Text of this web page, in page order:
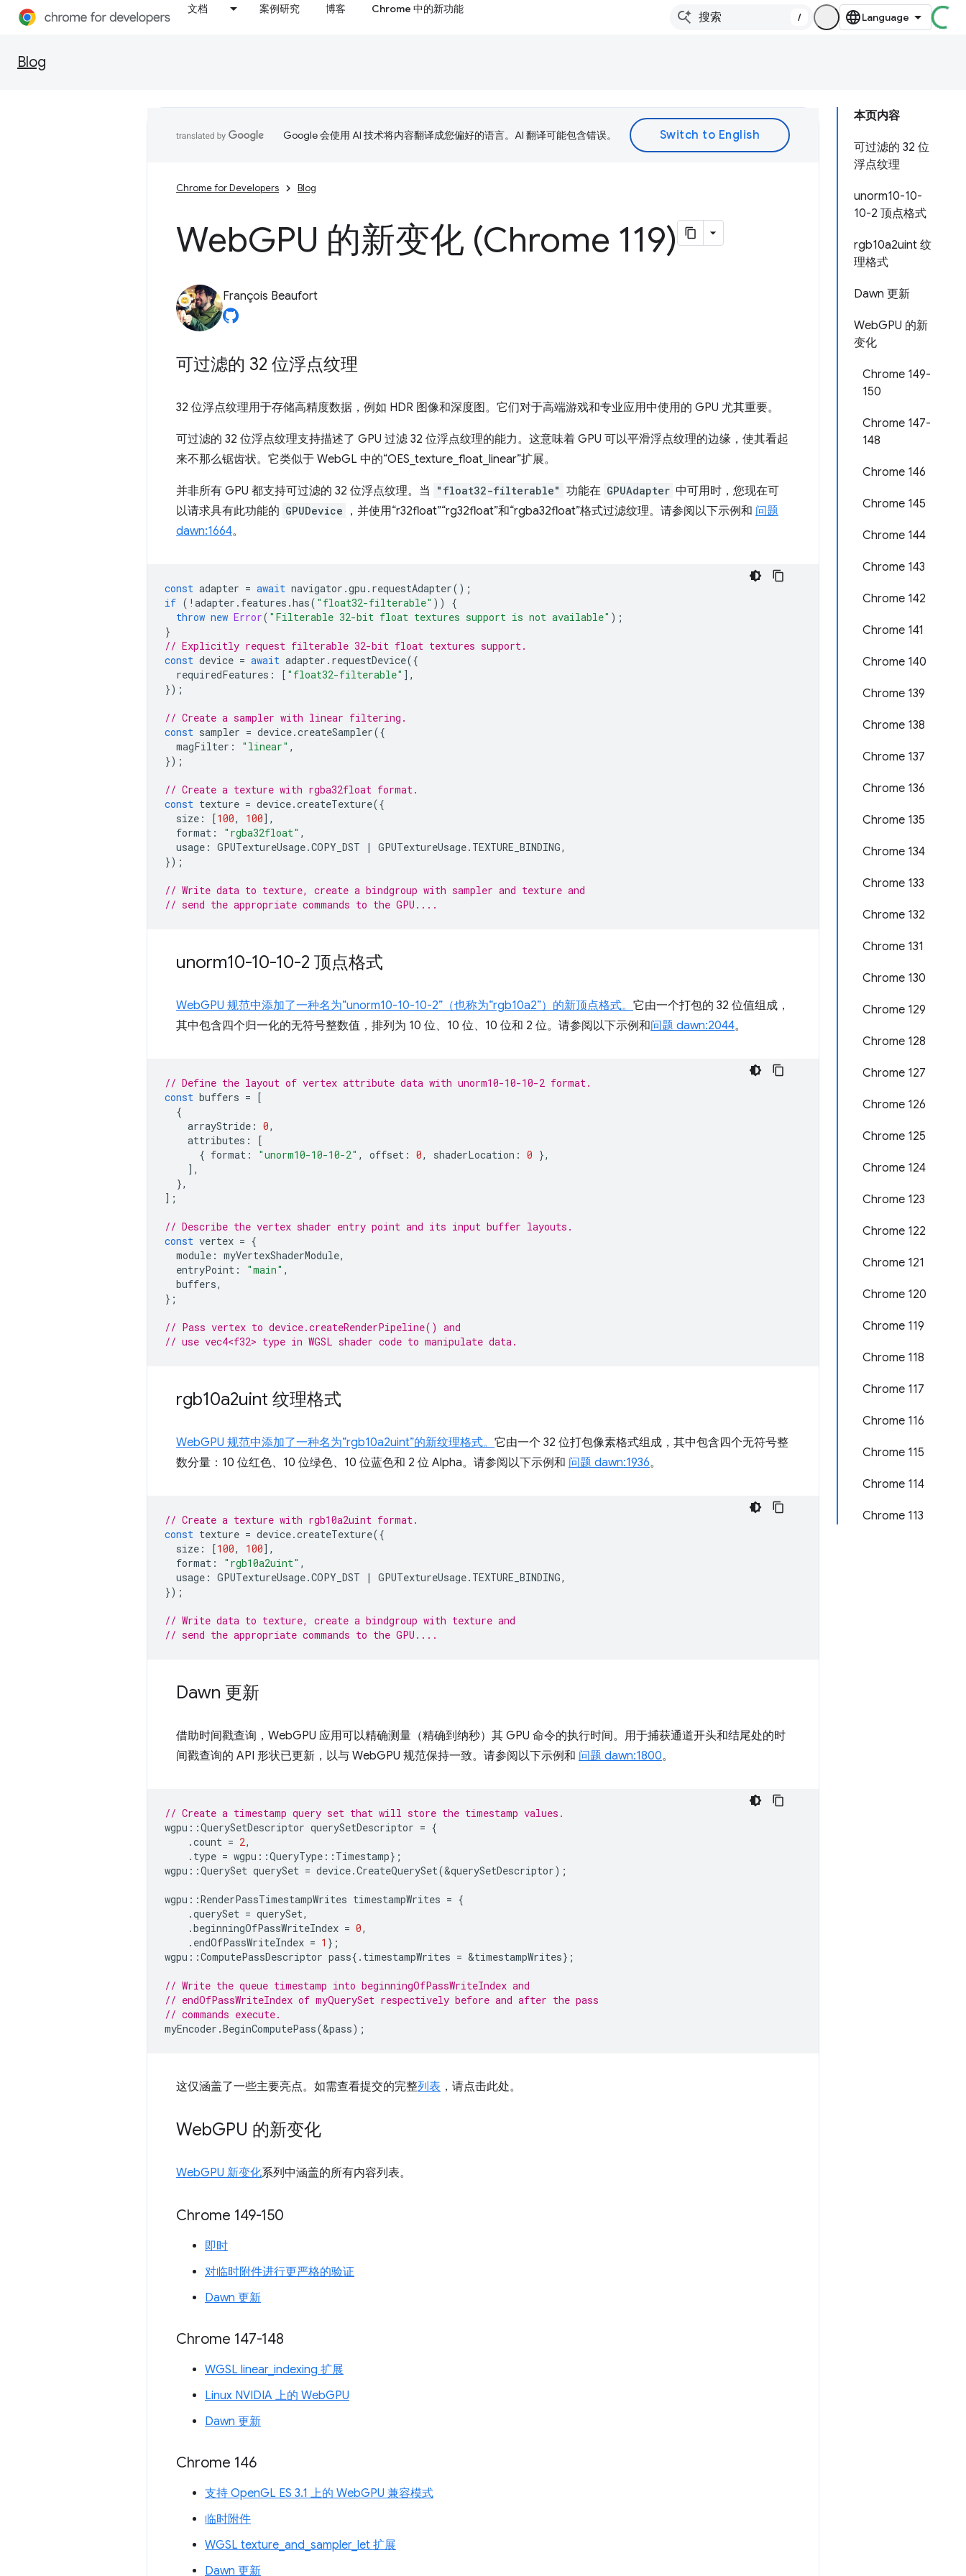
文档 案例研究 博客 Chrome 中的新功能
/
Blog
本页内容
可过滤的 32 位
浮点纹理
unorm10-10-
10-2 顶点格式
rgb10a2uint 纹
理格式
Dawn 更新
WebGPU 的新
变化
Chrome 149-
150
Chrome 147-
148
Chrome 146
Chrome 145
Chrome 144
Chrome 143
Chrome 142
Chrome 141
Chrome 140
Chrome 139
Chrome 138
Chrome 137
Chrome 136
Chrome 135
Chrome 134
Chrome 133
Chrome 132
Chrome 131
Chrome 130
Chrome 129
Chrome 128
Chrome 127
Chrome 126
Chrome 125
Chrome 124
Chrome 123
Chrome 122
Chrome 121
Chrome 120
Chrome 119
Chrome 118
Chrome 117
Chrome 116
Chrome 115
Chrome 114
Chrome 113
Google 会使用 AI 技术将内容翻译成您偏好的语言。AI 翻译可能包含错误。
Chrome for Developers Blog
WebGPU 的新变化 (Chrome 119)
François Beaufort
可过滤的 32 位浮点纹理
32 位浮点纹理用于存储高精度数据，例如 HDR 图像和深度图。它们对于高端游戏和专业应用中使用的 GPU 尤其重要。
可过滤的 32 位浮点纹理支持描述了 GPU 过滤 32 位浮点纹理的能力。这意味着 GPU 可以平滑浮点纹理的边缘，使其看起
来不那么锯齿状。它类似于 WebGL 中的“OES_texture_float_linear”扩展。
并非所有 GPU 都支持可过滤的 32 位浮点纹理。当 "float32-filterable" 功能在 GPUAdapter 中可用时，您现在可
以请求具有此功能的 GPUDevice ，并使用“r32float”“rg32float”和“rgba32float”格式过滤纹理。请参阅以下示例和 问题
dawn:1664。
const adapter = await navigator .gpu . requestAdapter();
if ( ! adapter . features .has( "float32-filterable" ))
{
throw new Error( "Filterable 32-bit float textures support is not available" );
}
// Explicitly request filterable 32-bit float textures support.
const device = await adapter . requestDevice({
requiredFeatures : [ "float32-filterable" ],
});
// Create a sampler with linear filtering.
const sampler = device.createSampler({
magFilter : "linear" ,
});
// Create a texture with rgba32float format.
const texture = device.createTexture({
size : [100, 100],
format : "rgba32float" ,
usage : GPUTextureUsage.COPY_DST | GPUTextureUsage. TEXTURE_BINDING,
});
// Write data to texture, create a bindgroup with sampler and texture and
// send the appropriate commands to the GPU....
unorm10-10-10-2 顶点格式
WebGPU 规范中添加了一种名为“unorm10-10-10-2”（也称为“rgb10a2”）的新顶点格式。 它由一个打包的 32 位值组成，
其中包含四个归一化的无符号整数值，排列为 10 位、10 位、10 位和 2 位。请参阅以下示例和问题 dawn:2044。
// Define the layout of vertex attribute data with unorm10-10-10-2 format.
const buffers = [
{
arrayStride : 0,
attributes :
[
{ format : "unorm10-10-10-2" , offset : 0, shaderLocation : 0 },
],
},
];
// Describe the vertex shader entry point and its input buffer layouts.
const vertex = {
module : myVertexShaderModule,
entryPoint : "main" ,
buffers,
};
// Pass vertex to device.createRenderPipeline() and
// use vec4<f32> type in WGSL shader code to manipulate data.
rgb10a2uint 纹理格式
WebGPU 规范中添加了一种名为“rgb10a2uint”的新纹理格式。 它由一个 32 位打包像素格式组成，其中包含四个无符号整
数分量：10 位红色、10 位绿色、10 位蓝色和 2 位 Alpha。请参阅以下示例和 问题 dawn:1936。
// Create a texture with rgb10a2uint format.
const texture = device.createTexture({
size : [100, 100],
format : "rgb10a2uint" ,
usage : GPUTextureUsage.COPY_DST | GPUTextureUsage. TEXTURE_BINDING,
});
// Write data to texture, create a bindgroup with texture and
// send the appropriate commands to the GPU....
Dawn 更新
借助时间戳查询，WebGPU 应用可以精确测量（精确到纳秒）其 GPU 命令的执行时间。用于捕获通道开头和结尾处的时
间戳查询的 API 形状已更新，以与 WebGPU 规范保持一致。请参阅以下示例和 问题 dawn:1800。
// Create a timestamp query set that will store the timestamp values.
wgpu ::QuerySetDescriptor querySetDescriptor = {
.count = 2,
. type = wgpu ::QueryType :: Timestamp};
wgpu ::QuerySet querySet = device.CreateQuerySet(&querySetDescriptor);
wgpu ::RenderPassTimestampWrites timestampWrites = {
.querySet = querySet,
.beginningOfPassWriteIndex = 0,
. endOfPassWriteIndex = 1 };
wgpu ::ComputePassDescriptor pass{. timestampWrites = &timestampWrites};
// Write the queue timestamp into beginningOfPassWriteIndex and
// endOfPassWriteIndex of myQuerySet respectively before and after the pass
// commands execute.
myEncoder .BeginComputePass(&pass);
这仅涵盖了一些主要亮点。如需查看提交的完整列表 ，请点击此处。
WebGPU 的新变化
WebGPU 新变化系列中涵盖的所有内容列表。
Chrome 149-150
即时
对临时附件进行更严格的验证
Dawn 更新
Chrome 147-148
WGSL linear_indexing 扩展
Linux NVIDIA 上的 WebGPU
Dawn 更新
Chrome 146
支持 OpenGL ES 3.1 上的 WebGPU 兼容模式
临时附件
WGSL texture_and_sampler_let 扩展
Dawn 更新